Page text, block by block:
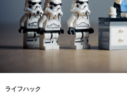
ライフハック